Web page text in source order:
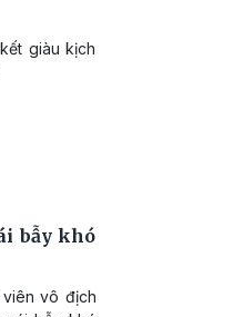
giàu kịch
bẫy khó
vô địch